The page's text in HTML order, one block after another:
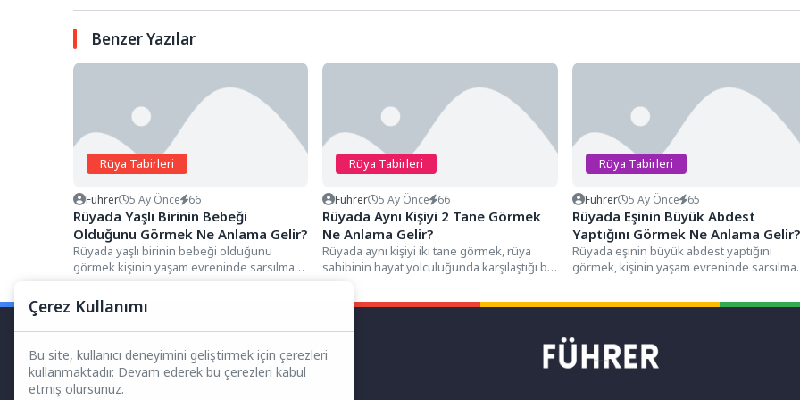
Benzer Yazılar
Rüya Tabirleri
Führer 5 Ay Önce 66
Rüyada Yaşlı Birinin Bebeği
Olduğunu Görmek Ne Anlama Gelir?
Rüyada yaşlı birinin bebeği olduğunu
görmek kişinin yaşam evreninde sarsılmaz
dolmuş...
Rüya Tabirleri
Führer 5 Ay Önce 66
Rüyada Aynı Kişiyi 2 Tane Görmek
Ne Anlama Gelir?
Rüyada aynı kişiyi iki tane görmek, rüya
sahibinin hayat yolculuğunda karşılaştığı bir
Rüya Tabirleri
Führer 5 Ay Önce 65
Rüyada Eşinin Büyük Abdest
Yaptığını Görmek Ne Anlama Gelir?
Rüyada eşinin büyük abdest yaptığını
görmek, kişinin yaşam evreninde
Çerez Kullanımı
Bu site, kullanıcı deneyimini geliştirmek için çerezleri
kullanmaktadır. Devam ederek bu çerezleri kabul
etmiş olursunuz.